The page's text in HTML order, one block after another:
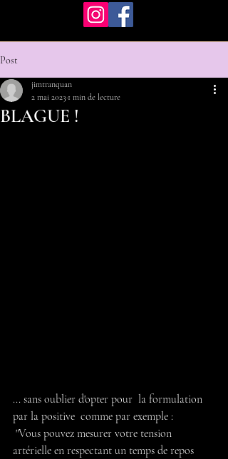
Post
BLAGUE !
jimtranquan
2 mai 2023 1 min de lecture
... sans oublier d'opter pour  la formulation
par la positive  comme par exemple :
artérielle en respectant un temps de repos